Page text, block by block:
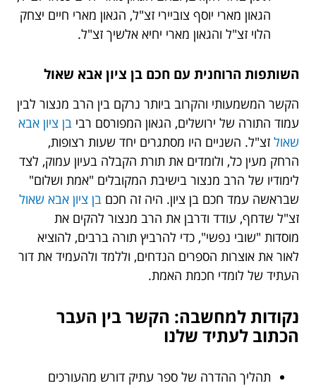
הגאון מארי יוסף צוביירי זצ"ל, הגאון מארי חיים יצחק
הלוי זצ"ל והגאון מארי יחיא אלשיך זצ"ל.
השותפות הרוחנית עם חכם בן ציון אבא שאול
הקשר המשמעותי והקרוב ביותר נרקם בין הרב מנצור לבין
עמוד התורה של ירושלים, הגאון המפורסם רבי בן ציון אבא
שאול זצ"ל. השניים היו מסתגרים יחד שעות רצופות,
הרחק מעין כל, ולומדים את תורת הקבלה בעיון עמוק, לצד
לימודיו של הרב מנצור בישיבת המקובלים "אמת ושלום"
שבראשה עמד חכם בן ציון. היה זה חכם בן ציון אבא שאול
זצ"ל שדחף, עודד ודרבן את הרב מנצור להקים את
מוסדות "שובי נפשי", כדי להרביץ תורה ברבים, להוציא
לאור את אוצרות הספרים הנדחים, וללמד ולהעמיד את דור
העתיד של לומדי חכמת האמת.
נקודות למחשבה: הקשר בין העבר
הכתוב לעתיד שלנו
תהליך ההדרה של ספר עתיק דורש מהעורכים